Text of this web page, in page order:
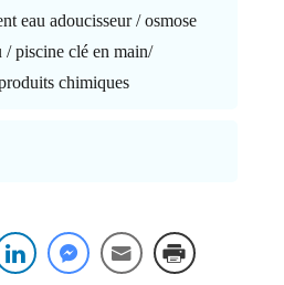
eau adoucisseur / osmose
piscine clé en main/
chimiques